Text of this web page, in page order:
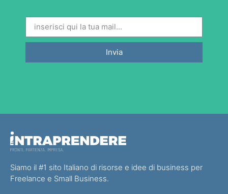
Invia
Siamo il #1 sito Italiano di risorse e idee di business per
Freelance e Small Business.